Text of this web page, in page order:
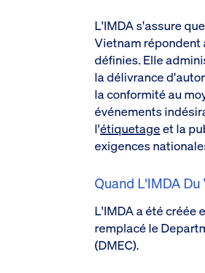
L'IMDA s'assure
Vietnam répondent
définies. Elle
la délivrance
la conformité au
événements
l'étiquetageet la
exigences
Quand L'IMDA
L'IMDA a été créée
remplacé le
(DMEC).